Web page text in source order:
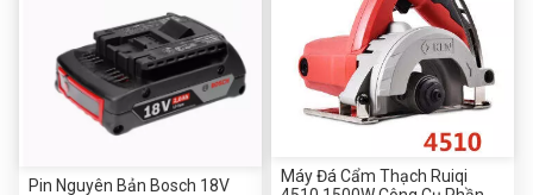
Pin Nguyên Bản Bosch 18V
Máy Đá Cẩm Thạch Ruiqi